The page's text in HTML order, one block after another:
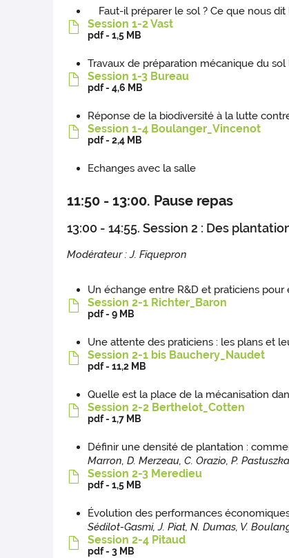
Faut-il préparer le sol ? Ce que nous
Session 1-2 Vast
pdf - 1,5 MB
Travaux de préparation mécanique du
Session 1-3 Bureau
pdf - 4,6 MB
Réponse de la biodiversité à la lutte
Session 1-4 Boulanger_Vincenot
pdf - 2,4 MB
Echanges avec la salle
11:50 - 13:00. Pause repas
13:00 - 14:55. Session 2 : Des
Modérateur : J. Fiquepron
Un échange entre R&D et praticiens
Session 2-1 Richter_Baron
pdf - 9 MB
Une attente des praticiens : les plans et
Session 2-1 bis Bauchery_Naudet
pdf - 11,2 MB
Quelle est la place de la mécanisation
Session 2-2 Berthelot_Cotten
pdf - 1,7 MB
Définir une densité de plantation :
Marron, D. Merzeau, C. Orazio, P.
Session 2-3 Meredieu
pdf - 1,5 MB
Évolution des performances
Sédilot-Gasmi, J. Piat, N. Dumas, V.
Session 2-4 Pitaud
pdf - 3 MB